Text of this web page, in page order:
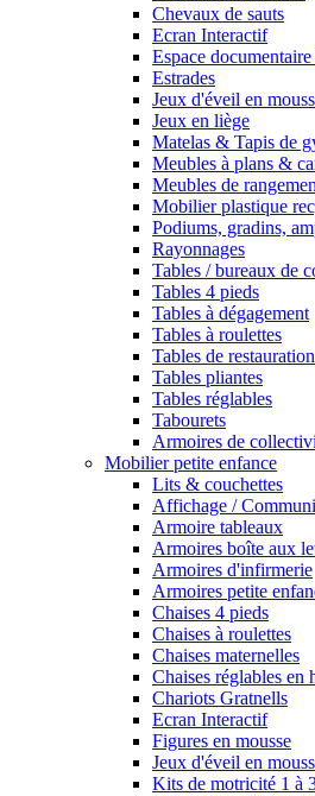
Chevaux de sauts
Ecran Interactif
Espace
Estrades
Jeux d'éveil en
Jeux en liège
Matelas & Tapis de
Meubles à plans &
Meubles de
Mobilier plastique
Podiums, gradins,
Rayonnages
Tables / bureaux de
Tables 4 pieds
Tables à dégagement
Tables à roulettes
Tables de restauration
Tables pliantes
Tables réglables
Tabourets
Armoires de
Mobilier petite enfance
Lits & couchettes
Affichage /
Armoire tableaux
Armoires boîte aux
Armoires d'infirmerie
Armoires petite
Chaises 4 pieds
Chaises à roulettes
Chaises maternelles
Chaises réglables en
Chariots Gratnells
Ecran Interactif
Figures en mousse
Jeux d'éveil en
Kits de motricité 1 à